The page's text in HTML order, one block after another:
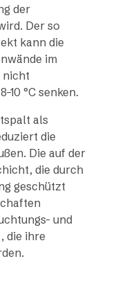
der
Der so
kann die
im
nicht
°C senken.
als
die
Die auf der
die durch
geschützt
und
die ihre